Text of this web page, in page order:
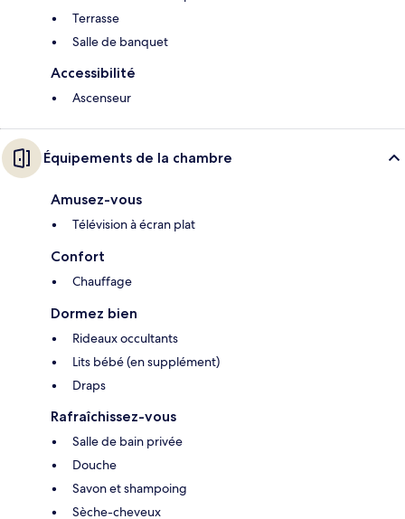
Terrasse
Salle de banquet
Accessibilité
Ascenseur
Équipements de la chambre
Amusez-vous
Télévision à écran plat
Confort
Chauffage
Dormez bien
Rideaux occultants
Lits bébé (en supplément)
Draps
Rafraîchissez-vous
Salle de bain privée
Douche
Savon et shampoing
Sèche-cheveux